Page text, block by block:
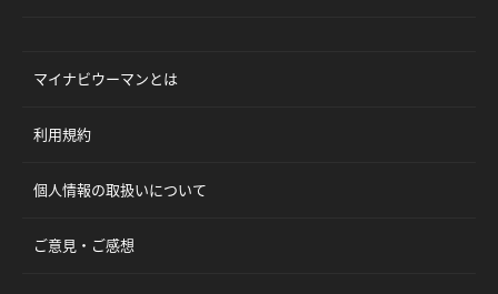
マイナビウーマンとは
利用規約
個人情報の取扱いについて
ご意見・ご感想